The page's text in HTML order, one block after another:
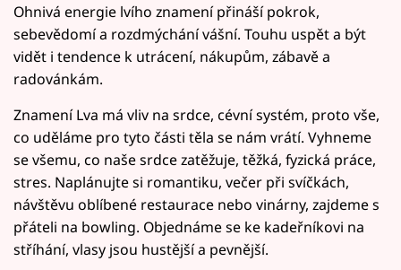
Ohnivá energie lvího znamení přináší pokrok,
sebevědomí a rozdmýchání vášní. Touhu uspět a být
vidět i tendence k utrácení, nákupům, zábavě a
radovánkám.
Znamení Lva má vliv na srdce, cévní systém, proto vše,
co uděláme pro tyto části těla se nám vrátí. Vyhneme
se všemu, co naše srdce zatěžuje, těžká, fyzická práce,
stres. Naplánujte si romantiku, večer při svíčkách,
návštěvu oblíbené restaurace nebo vinárny, zajdeme s
přáteli na bowling. Objednáme se ke kadeřníkovi na
stříhání, vlasy jsou hustější a pevnější.